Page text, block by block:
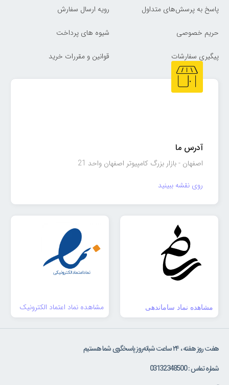
پاسخ به پرسش‌های متداول
حریم خصوصی
پیگیری سفارشات
رویه ارسال سفارش
شیوه های پرداخت
قوانین و مقررات خرید
آدرس ما
اصفهان - بازار بزرگ کامپیوتر اصفهان واحد 21
روی نقشه ببینید
مشاهده نماد ساماندهی مشاهده نماد اعتماد الکترونیک
هفت روز هفته ، ۲۴ ساعت شبانه‌روز پاسخگوی شما هستیم
شماره تماس : 03132348500